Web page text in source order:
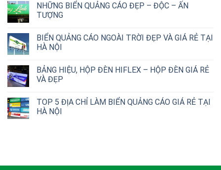
NHỮNG BIỂN QUẢNG CÁO ĐẸP – ĐỘC – ẤN
TƯỢNG
BIỂN QUẢNG CÁO NGOÀI TRỜI ĐẸP VÀ GIÁ RẺ TẠI
HÀ NỘI
BẢNG HIỆU, HỘP ĐÈN HIFLEX – HỘP ĐÈN GIÁ RẺ
VÀ ĐẸP
TOP 5 ĐỊA CHỈ LÀM BIỂN QUẢNG CÁO GIÁ RẺ TẠI
HÀ NỘI